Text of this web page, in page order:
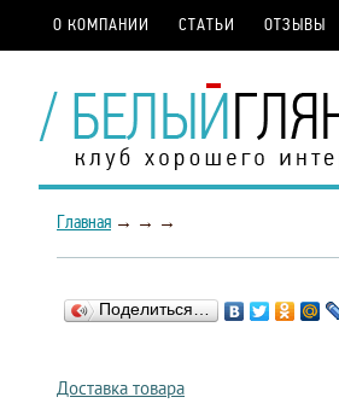
О КОМПАНИИ СТАТЬИ ОТЗЫВЫ
Главная → → →
Поделиться…
Доставка товара